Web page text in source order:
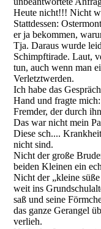
Heute nicht!!! Nicht
Stattdessen:
er ja bekommen,
Tja. Daraus wurde
Schimpftirade. Laut,
tun, auch wenn man
Verletztwerden.
Ich habe das
Hand und fragte
Fremder, der durch
Das war nicht mein
Diese sch....
nicht sind.
Nicht der große
beiden Kleinen ein
Nicht der „kleine
weit ins
saß und seine
das ganze Gerangel
verlieh.